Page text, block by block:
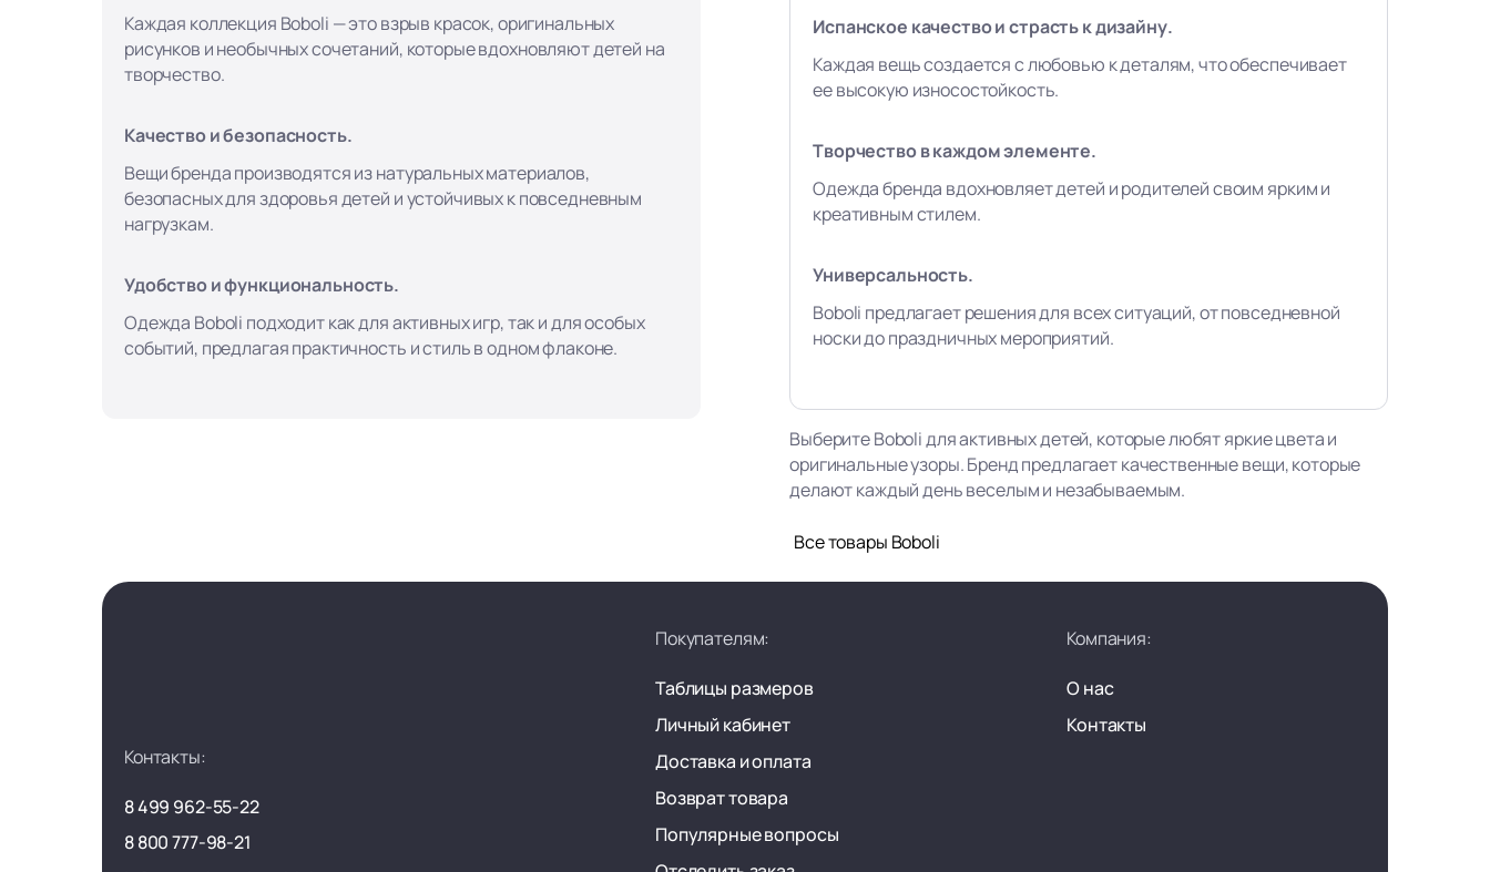
Каждая коллекция Boboli — это взрыв красок, оригинальных
рисунков и необычных сочетаний, которые вдохновляют детей на
творчество.
Качество и безопасность.
Вещи бренда производятся из натуральных материалов,
безопасных для здоровья детей и устойчивых к повседневным
нагрузкам.
Удобство и функциональность.
Одежда Boboli подходит как для активных игр, так и для особых
событий, предлагая практичность и стиль в одном флаконе.
Испанское качество и страсть к дизайну.
Каждая вещь создается с любовью к деталям, что обеспечивает
ее высокую износостойкость.
Творчество в каждом элементе.
Одежда бренда вдохновляет детей и родителей своим ярким и
креативным стилем.
Универсальность.
Boboli предлагает решения для всех ситуаций, от повседневной
носки до праздничных мероприятий.
Выберите Boboli для активных детей, которые любят яркие цвета и
оригинальные узоры. Бренд предлагает качественные вещи, которые
делают каждый день веселым и незабываемым.
Все товары Boboli
Контакты:
8 499 962-55-22
8 800 777-98-21
Покупателям:
Таблицы размеров
Личный кабинет
Доставка и оплата
Возврат товара
Популярные вопросы
Компания:
О нас
Контакты